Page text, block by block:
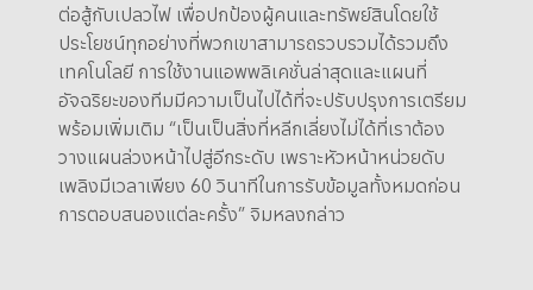
ต่อสู้กับเปลวไฟ เพื่อปกป้องผู้คนและทรัพย์สินโดยใช้
ประโยชน์ทุกอย่างที่พวกเขาสามารถรวบรวมได้รวมถึง
เทคโนโลยี การใช้งานแอพพลิเคชั่นล่าสุดและแผนที่
อัจฉริยะของทีมมีความเป็นไปได้ที่จะปรับปรุงการเตรียม
พร้อมเพิ่มเติม “เป็นเป็นสิ่งที่หลีกเลี่ยงไม่ได้ที่เราต้อง
วางแผนล่วงหน้าไปสู่อีกระดับ เพราะหัวหน้าหน่วยดับ
เพลิงมีเวลาเพียง 60 วินาทีในการรับข้อมูลทั้งหมดก่อน
การตอบสนองแต่ละครั้ง” จิมหลงกล่าว